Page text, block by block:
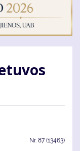
Nr. 87 (13463)